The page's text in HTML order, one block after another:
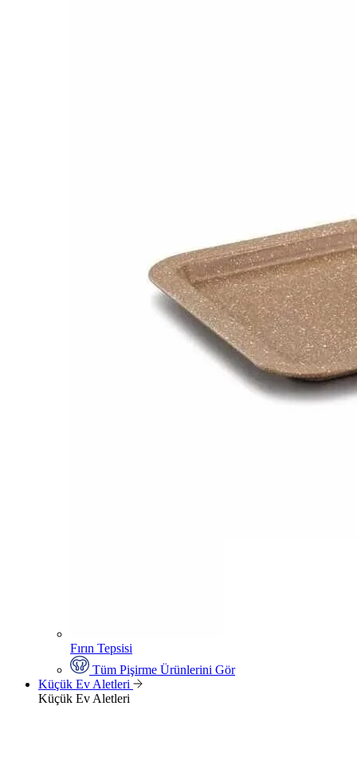
Fırın Tepsisi
Tüm Pişirme Ürünlerini Gör
Küçük Ev Aletleri
Küçük Ev Aletleri